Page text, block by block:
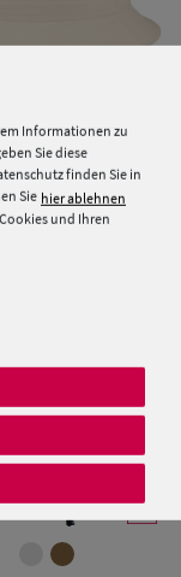
knautschbarer
mit UV 50+ aus
von Hut-Breiter
Informationen zu
Sie diese
finden Sie in
Sie hier ablehnen
und Ihren